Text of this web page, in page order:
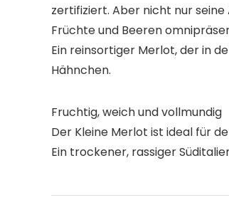
zertifiziert. Aber nicht nur
Früchte und Beeren
Ein reinsortiger Merlot, der in
Hähnchen.
Fruchtig, weich und vollmundig
Der Kleine Merlot ist ideal für
Ein trockener, rassiger